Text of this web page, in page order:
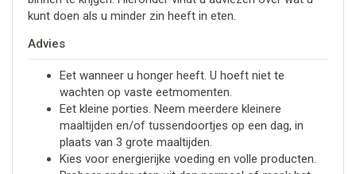
kunt doen als u minder zin heeft in eten.
Advies
Eet wanneer u honger heeft. U hoeft niet te
wachten op vaste eetmomenten.
Eet kleine porties. Neem meerdere kleinere
maaltijden en/of tussendoortjes op een dag, in
plaats van 3 grote maaltijden.
Kies voor energierijke voeding en volle producten.